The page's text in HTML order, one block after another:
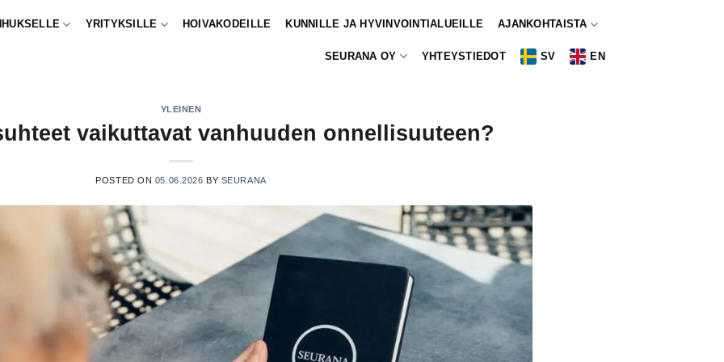
YRITYKSILLE HOIVAKODEILLE KUNNILLE JA HYVINVOINTIALUEILLE AJANKOHTAISTA
SEURANA OY YHTEYSTIEDOT SV EN
YLEINEN
vaikuttavat vanhuuden onnellisuuteen?
POSTED ON 05.06.2026 BY SEURANA